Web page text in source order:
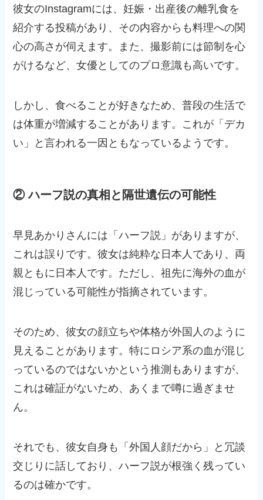
彼女のInstagramには、妊娠・出産後の離乳食を
紹介する投稿があり、その内容からも料理への関
心の高さが伺えます。また、撮影前には節制を心
がけるなど、女優としてのプロ意識も高いです。
しかし、食べることが好きなため、普段の生活で
は体重が増減することがあります。これが「デカ
い」と言われる一因ともなっているようです。
② ハーフ説の真相と隔世遺伝の可能性
早見あかりさんには「ハーフ説」がありますが、
これは誤りです。彼女は純粋な日本人であり、両
親ともに日本人です。ただし、祖先に海外の血が
混じっている可能性が指摘されています。
そのため、彼女の顔立ちや体格が外国人のように
見えることがあります。特にロシア系の血が混じ
っているのではないかという推測もありますが、
これは確証がないため、あくまで噂に過ぎませ
ん。
それでも、彼女自身も「外国人顔だから」と冗談
交じりに話しており、ハーフ説が根強く残ってい
るのは確かです。